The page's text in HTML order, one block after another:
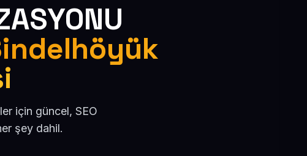
için güncel, SEO
şey dahil.